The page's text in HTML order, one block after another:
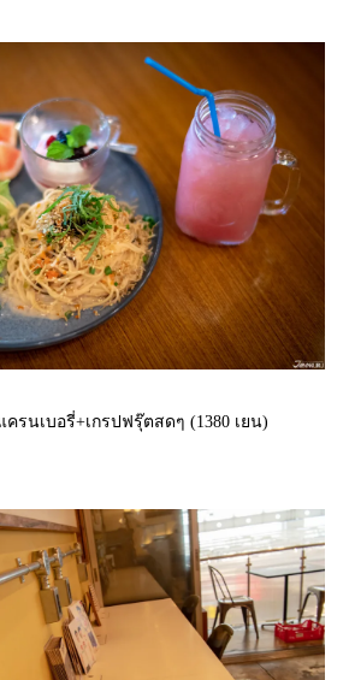
รนเบอรี่+เกรปฟรุ๊ตสดๆ (1380 เยน)